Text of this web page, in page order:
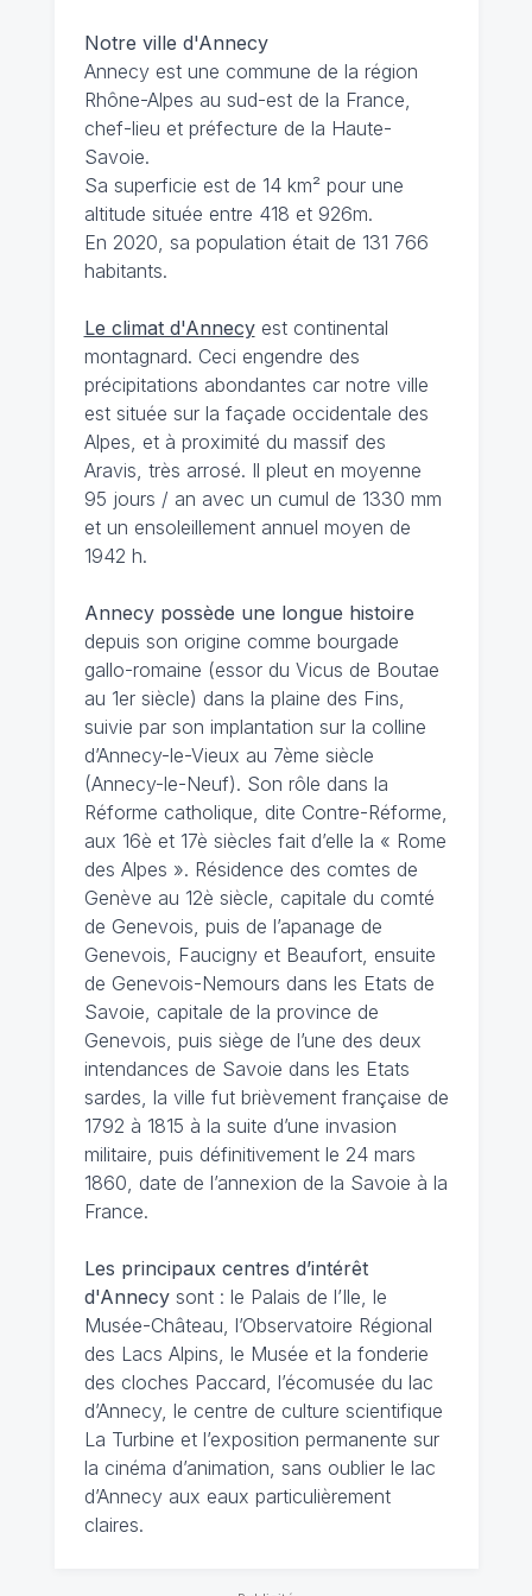
Notre ville d'Annecy
Annecy est une commune de la région
Rhône-Alpes au sud-est de la France,
chef-lieu et préfecture de la Haute-
Savoie.
Sa superficie est de 14 km² pour une
altitude située entre 418 et 926m.
En 2020, sa population était de 131 766
habitants.
Le climat d'Annecyest continental
montagnard. Ceci engendre des
précipitations abondantes car notre ville
est située sur la façade occidentale des
Alpes, et à proximité du massif des
Aravis, très arrosé. Il pleut en moyenne
95 jours / an avec un cumul de 1330 mm
et un ensoleillement annuel moyen de
1942 h.
Annecy possède une longue histoire
depuis son origine comme bourgade
gallo-romaine (essor du Vicus de Boutae
au 1er siècle) dans la plaine des Fins,
suivie par son implantation sur la colline
d’Annecy-le-Vieux au 7ème siècle
(Annecy-le-Neuf). Son rôle dans la
Réforme catholique, dite Contre-Réforme,
aux 16è et 17è siècles fait d’elle la « Rome
des Alpes ». Résidence des comtes de
Genève au 12è siècle, capitale du comté
de Genevois, puis de l’apanage de
Genevois, Faucigny et Beaufort, ensuite
de Genevois-Nemours dans les Etats de
Savoie, capitale de la province de
Genevois, puis siège de l’une des deux
intendances de Savoie dans les Etats
sardes, la ville fut brièvement française de
1792 à 1815 à la suite d’une invasion
militaire, puis définitivement le 24 mars
1860, date de l’annexion de la Savoie à la
France.
Les principaux centres d’intérêt
d'Annecysont : le Palais de l’Ile, le
Musée-Château, l’Observatoire Régional
des Lacs Alpins, le Musée et la fonderie
des cloches Paccard, l’écomusée du lac
d’Annecy, le centre de culture scientifique
La Turbine et l’exposition permanente sur
la cinéma d’animation, sans oublier le lac
d’Annecy aux eaux particulièrement
claires.